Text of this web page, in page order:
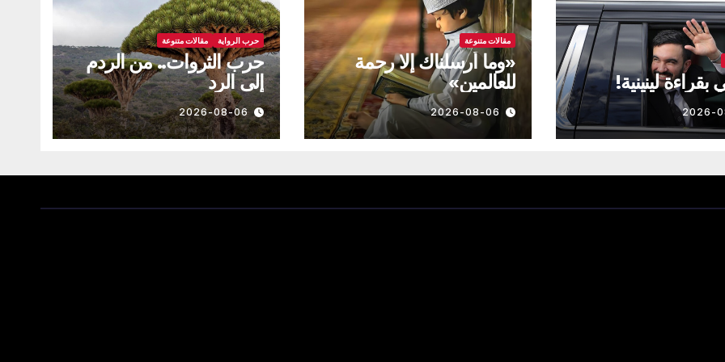
بقراءة لينينية!
2026-
مقالات متنوعة
«وما أرسلناك إلا رحمة
للعالمين»
2026-08-06
حرب الرواية مقالات متنوعة
حرب الثروات.. من الردم
إلى الرد
2026-08-06